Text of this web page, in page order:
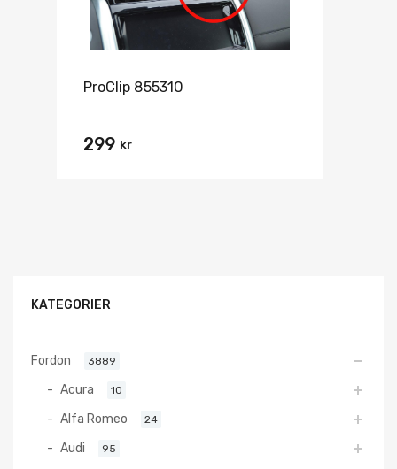
ProClip 855310
299 kr
KATEGORIER
Fordon 3889
Acura 10
Alfa Romeo 24
Audi 95